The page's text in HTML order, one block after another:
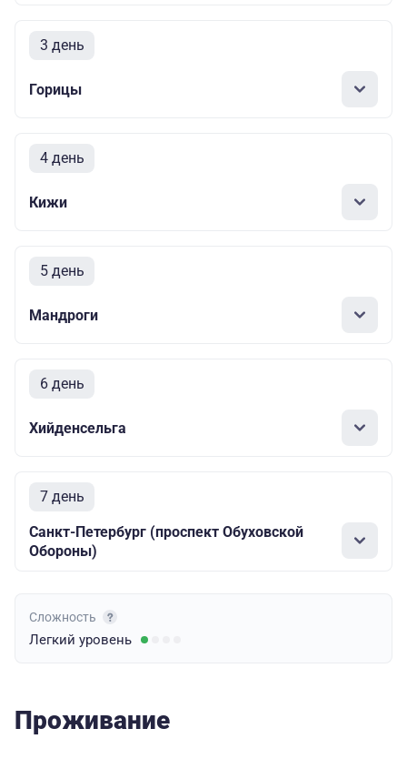
3 день
Горицы
4 день
Кижи
5 день
Мандроги
6 день
Хийденсельга
7 день
Санкт-Петербург (проспект Обуховской
Обороны)
Сложность
Легкий уровень
Проживание